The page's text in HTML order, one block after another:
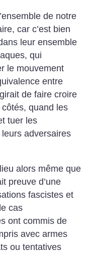
de notre
car c’est bien
leur ensemble
qui
le mouvement
entre
de faire croire
quand les
tuer les
adversaires
alors même que
preuve d’une
fascistes et
cas
ont commis de
avec armes
ou tentatives